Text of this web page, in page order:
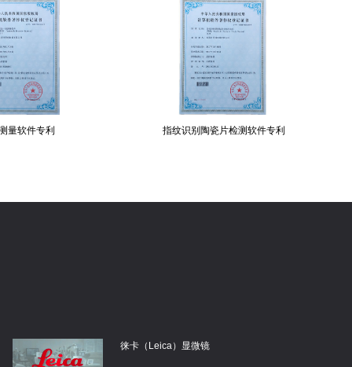
指纹识别陶瓷片检测软件专利 引线框架电镀检测软件专利
徕卡（Leica）显微镜